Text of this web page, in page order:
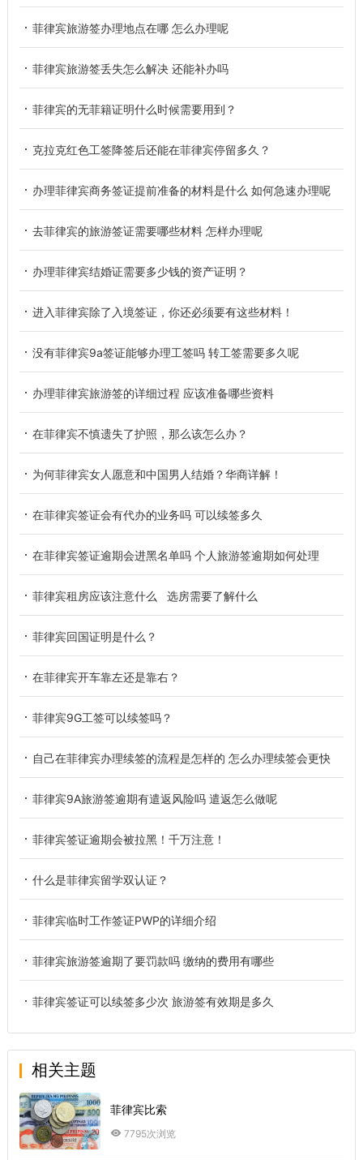
菲律宾旅游签办理地点在哪 怎么办理呢
菲律宾旅游签丢失怎么解决 还能补办吗
菲律宾的无菲籍证明什么时候需要用到？
克拉克红色工签降签后还能在菲律宾停留多久？
办理菲律宾商务签证提前准备的材料是什么 如何急速办理呢
去菲律宾的旅游签证需要哪些材料 怎样办理呢
办理菲律宾结婚证需要多少钱的资产证明？
进入菲律宾除了入境签证，你还必须要有这些材料！
没有菲律宾9a签证能够办理工签吗 转工签需要多久呢
办理菲律宾旅游签的详细过程 应该准备哪些资料
在菲律宾不慎遗失了护照，那么该怎么办？
为何菲律宾女人愿意和中国男人结婚？华商详解！
在菲律宾签证会有代办的业务吗 可以续签多久
在菲律宾签证逾期会进黑名单吗 个人旅游签逾期如何处理
菲律宾租房应该注意什么 选房需要了解什么
菲律宾回国证明是什么？
在菲律宾开车靠左还是靠右？
菲律宾9G工签可以续签吗？
自己在菲律宾办理续签的流程是怎样的 怎么办理续签会更快
菲律宾9A旅游签逾期有遣返风险吗 遣返怎么做呢
菲律宾签证逾期会被拉黑！千万注意！
什么是菲律宾留学双认证？
菲律宾临时工作签证PWP的详细介绍
菲律宾旅游签逾期了要罚款吗 缴纳的费用有哪些
菲律宾签证可以续签多少次 旅游签有效期是多久
相关主题
菲律宾比索
7795次浏览